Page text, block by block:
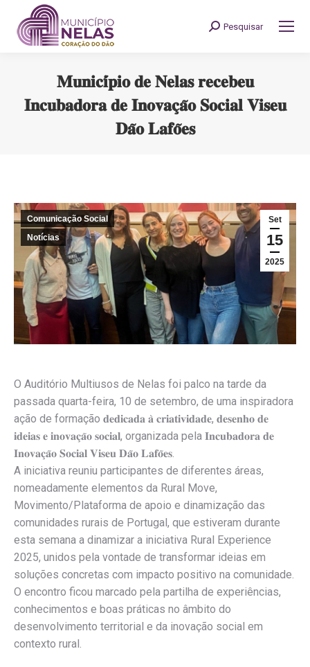
Search:
Pesquisar
𝐌𝐮𝐧𝐢𝐜𝐢́𝐩𝐢𝐨 𝐝𝐞 𝐍𝐞𝐥𝐚𝐬 𝐫𝐞𝐜𝐞𝐛𝐞𝐮
𝐈𝐧𝐜𝐮𝐛𝐚𝐝𝐨𝐫𝐚 𝐝𝐞 𝐈𝐧𝐨𝐯𝐚𝐜̧𝐚̃𝐨 𝐒𝐨𝐜𝐢𝐚𝐥 𝐕𝐢𝐬𝐞𝐮
𝐃𝐚̃𝐨 𝐋𝐚𝐟𝐨̃𝐞𝐬
Set
15
2025
Comunicação Social
Notícias
O Auditório Multiusos de Nelas foi palco na tarde da
passada quarta-feira, 10 de setembro, de uma inspiradora
ação de formação 𝐝𝐞𝐝𝐢𝐜𝐚𝐝𝐚 𝐚̀ 𝐜𝐫𝐢𝐚𝐭𝐢𝐯𝐢𝐝𝐚𝐝𝐞, 𝐝𝐞𝐬𝐞𝐧𝐡𝐨 𝐝𝐞
𝐢𝐝𝐞𝐢𝐚𝐬 𝐞 𝐢𝐧𝐨𝐯𝐚𝐜̧𝐚̃𝐨 𝐬𝐨𝐜𝐢𝐚𝐥, organizada pela 𝐈𝐧𝐜𝐮𝐛𝐚𝐝𝐨𝐫𝐚 𝐝𝐞
𝐈𝐧𝐨𝐯𝐚𝐜̧𝐚̃𝐨 𝐒𝐨𝐜𝐢𝐚𝐥 𝐕𝐢𝐬𝐞𝐮 𝐃𝐚̃𝐨 𝐋𝐚𝐟𝐨̃𝐞𝐬.
A iniciativa reuniu participantes de diferentes áreas,
nomeadamente elementos da Rural Move,
Movimento/Plataforma de apoio e dinamização das
comunidades rurais de Portugal, que estiveram durante
esta semana a dinamizar a iniciativa Rural Experience
2025, unidos pela vontade de transformar ideias em
soluções concretas com impacto positivo na comunidade.
O encontro ficou marcado pela partilha de experiências,
conhecimentos e boas práticas no âmbito do
desenvolvimento territorial e da inovação social em
contexto rural.